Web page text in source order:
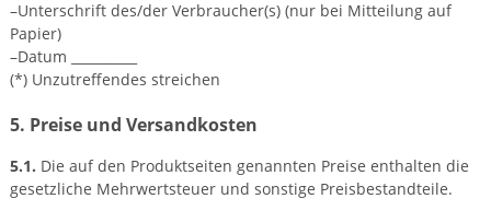
–Unterschrift des/der Verbraucher(s) (nur bei Mitteilung auf
Papier)
–Datum __________
(*) Unzutreffendes streichen
5. Preise und Versandkosten
5.1. Die auf den Produktseiten genannten Preise enthalten die
gesetzliche Mehrwertsteuer und sonstige Preisbestandteile.